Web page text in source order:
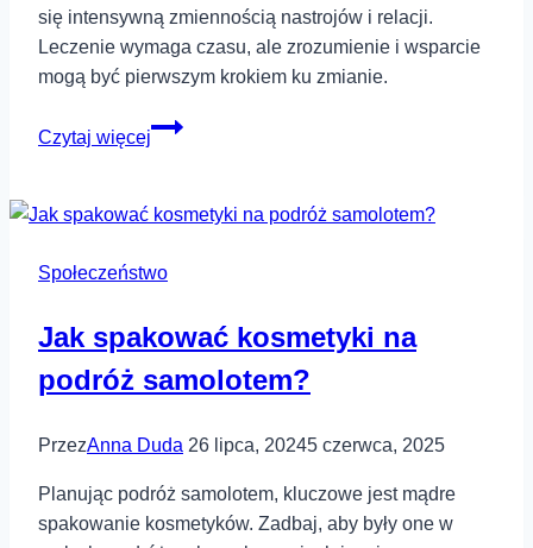
się intensywną zmiennością nastrojów i relacji.
Leczenie wymaga czasu, ale zrozumienie i wsparcie
mogą być pierwszym krokiem ku zmianie.
Czytaj więcej
Osobowość
co
jest?
i
Społeczeństwo
Jak spakować kosmetyki na
podróż samolotem?
PrzezAnna Duda 26 lipca, 20245 czerwca, 2025
Planując podróż samolotem, kluczowe jest mądre
spakowanie kosmetyków. Zadbaj, aby były one w